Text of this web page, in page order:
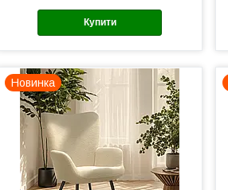
Купити
Новинка